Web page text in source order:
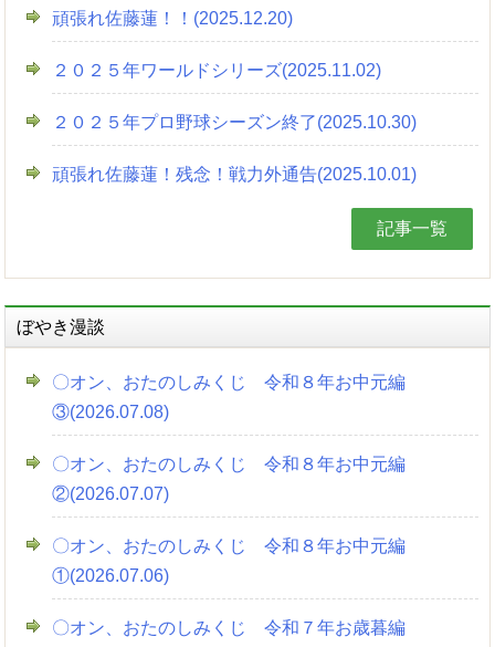
頑張れ佐藤蓮！！(2025.12.20)
２０２５年ワールドシリーズ(2025.11.02)
２０２５年プロ野球シーズン終了(2025.10.30)
頑張れ佐藤蓮！残念！戦力外通告(2025.10.01)
記事一覧
ぼやき漫談
〇オン、おたのしみくじ 令和８年お中元編
③(2026.07.08)
〇オン、おたのしみくじ 令和８年お中元編
②(2026.07.07)
〇オン、おたのしみくじ 令和８年お中元編
①(2026.07.06)
〇オン、おたのしみくじ 令和７年お歳暮編